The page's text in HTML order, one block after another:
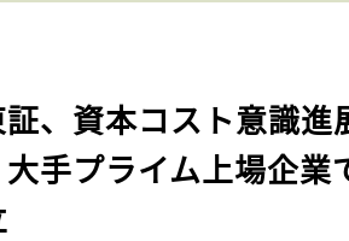
証、資本コスト意識進
手プライム上場企業